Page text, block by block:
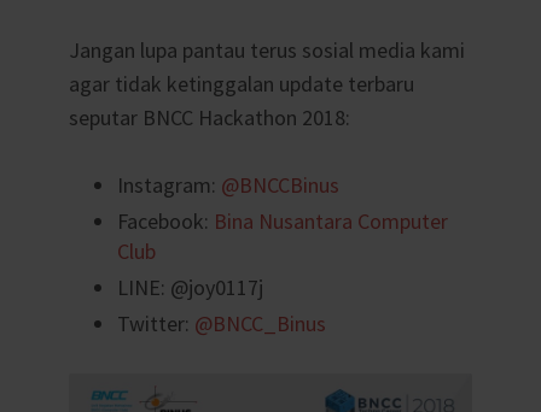
Jangan lupa pantau terus sosial media kami
agar tidak ketinggalan update terbaru
seputar BNCC Hackathon 2018:
Instagram: @BNCCBinus
Facebook: Bina Nusantara Computer
Club
LINE: @joy0117j
Twitter: @BNCC_Binus